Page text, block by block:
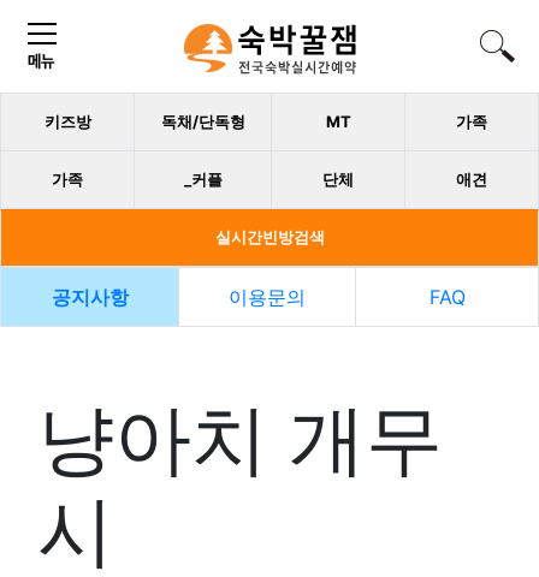
키즈방 독채/단독형 MT 가족
가족 _커플 단체 애견
실시간빈방검색
공지사항 이용문의 FAQ
냥아치 개무
시